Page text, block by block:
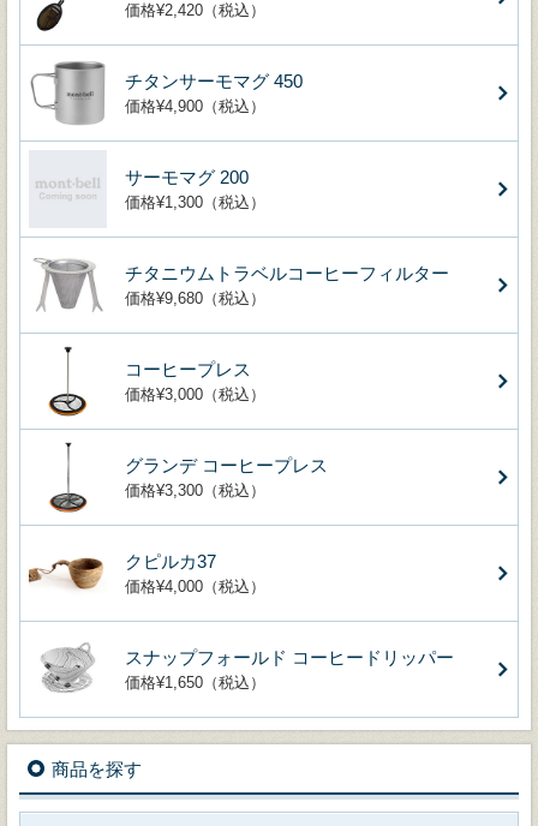
価格¥2,420（税込）
チタンサーモマグ 450
価格¥4,900（税込）
サーモマグ 200
価格¥1,300（税込）
チタニウムトラベルコーヒーフィルター
価格¥9,680（税込）
コーヒープレス
価格¥3,000（税込）
グランデ コーヒープレス
価格¥3,300（税込）
クピルカ37
価格¥4,000（税込）
スナップフォールド コーヒードリッパー
価格¥1,650（税込）
商品を探す